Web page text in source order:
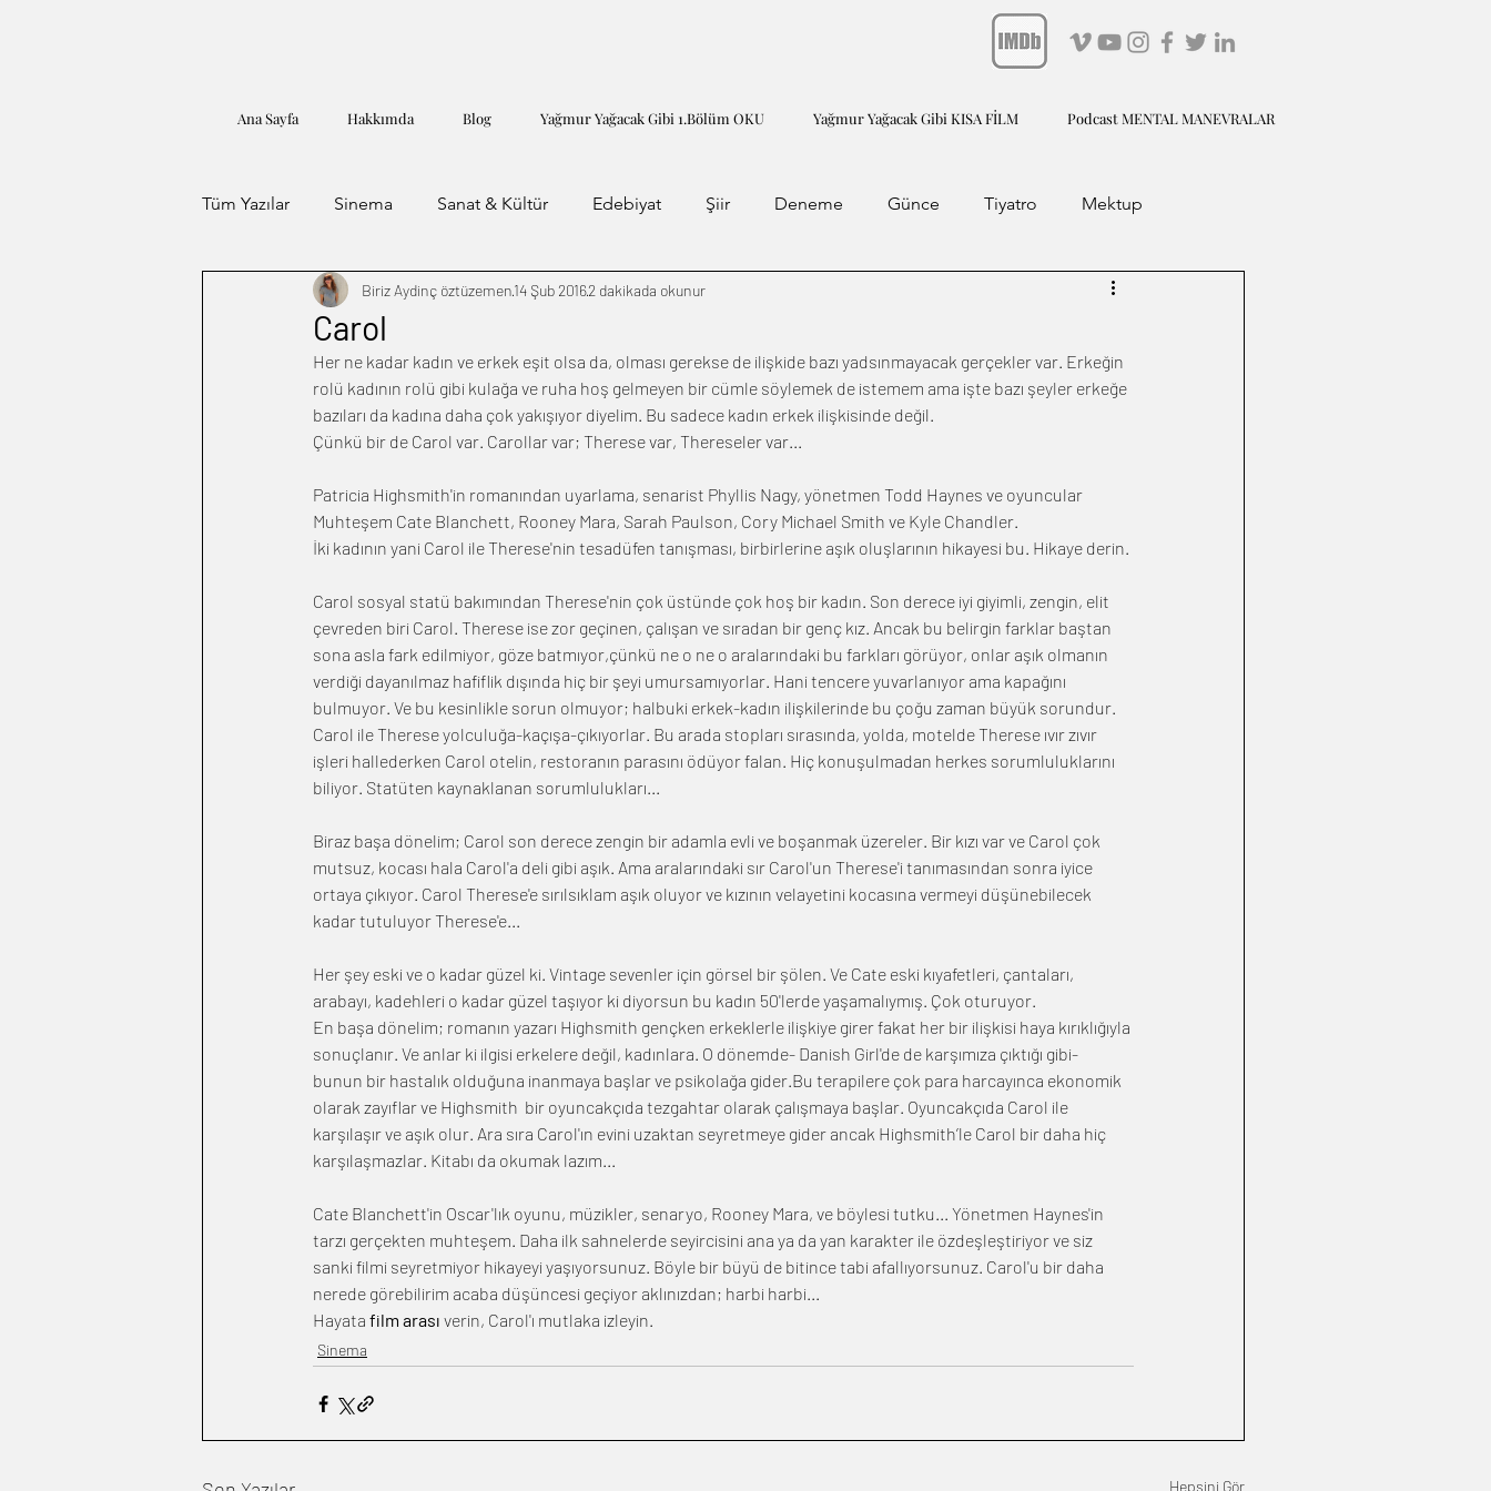
Ana Sayfa Hakkımda Blog Yağmur Yağacak Gibi 1.Bölüm OKU Yağmur Yağacak Gibi KISA FİLM Podcast MENTAL MANEVRALAR
Tüm Yazılar Sinema Sanat & Kültür Edebiyat Şiir Deneme Günce Tiyatro Mektup
Carol
Biriz Aydinç öztüzemen14 Şub 20162 dakikada okunur
Her ne kadar kadın ve erkek eşit olsa da, olması gerekse de ilişkide bazı yadsınmayacak gerçekler var. Erkeğin
rolü kadının rolü gibi kulağa ve ruha hoş gelmeyen bir cümle söylemek de istemem ama işte bazı şeyler erkeğe
bazıları da kadına daha çok yakışıyor diyelim. Bu sadece kadın erkek ilişkisinde değil.
Çünkü bir de Carol var. Carollar var; Therese var, Thereseler var...
Patricia Highsmith'in romanından uyarlama, senarist Phyllis Nagy, yönetmen Todd Haynes ve oyuncular
Muhteşem Cate Blanchett, Rooney Mara, Sarah Paulson, Cory Michael Smith ve Kyle Chandler.
İki kadının yani Carol ile Therese'nin tesadüfen tanışması, birbirlerine aşık oluşlarının hikayesi bu. Hikaye derin.
Carol sosyal statü bakımından Therese'nin çok üstünde çok hoş bir kadın. Son derece iyi giyimli, zengin, elit
çevreden biri Carol. Therese ise zor geçinen, çalışan ve sıradan bir genç kız. Ancak bu belirgin farklar baştan
sona asla fark edilmiyor, göze batmıyor,çünkü ne o ne o aralarındaki bu farkları görüyor, onlar aşık olmanın
verdiği dayanılmaz hafiflik dışında hiç bir şeyi umursamıyorlar. Hani tencere yuvarlanıyor ama kapağını
bulmuyor. Ve bu kesinlikle sorun olmuyor; halbuki erkek-kadın ilişkilerinde bu çoğu zaman büyük sorundur.
Carol ile Therese yolculuğa-kaçışa-çıkıyorlar. Bu arada stopları sırasında, yolda, motelde Therese ıvır zıvır
işleri hallederken Carol otelin, restoranın parasını ödüyor falan. Hiç konuşulmadan herkes sorumluluklarını
biliyor. Statüten kaynaklanan sorumlulukları...
Biraz başa dönelim; Carol son derece zengin bir adamla evli ve boşanmak üzereler. Bir kızı var ve Carol çok
mutsuz, kocası hala Carol'a deli gibi aşık. Ama aralarındaki sır Carol'un Therese'i tanımasından sonra iyice
ortaya çıkıyor. Carol Therese'e sırılsıklam aşık oluyor ve kızının velayetini kocasına vermeyi düşünebilecek
kadar tutuluyor Therese'e...
Her şey eski ve o kadar güzel ki. Vintage sevenler için görsel bir şölen. Ve Cate eski kıyafetleri, çantaları,
arabayı, kadehleri o kadar güzel taşıyor ki diyorsun bu kadın 50'lerde yaşamalıymış. Çok oturuyor.
En başa dönelim; romanın yazarı Highsmith gençken erkeklerle ilişkiye girer fakat her bir ilişkisi haya kırıklığıyla
sonuçlanır. Ve anlar ki ilgisi erkelere değil, kadınlara. O dönemde- Danish Girl'de de karşımıza çıktığı gibi-
bunun bir hastalık olduğuna inanmaya başlar ve psikolağa gider.Bu terapilere çok para harcayınca ekonomik
olarak zayıflar ve Highsmith  bir oyuncakçıda tezgahtar olarak çalışmaya başlar. Oyuncakçıda Carol ile
karşılaşır ve aşık olur. Ara sıra Carol'ın evini uzaktan seyretmeye gider ancak Highsmith’le Carol bir daha hiç
karşılaşmazlar. Kitabı da okumak lazım...
Cate Blanchett'in Oscar'lık oyunu, müzikler, senaryo, Rooney Mara, ve böylesi tutku... Yönetmen Haynes'in
tarzı gerçekten muhteşem. Daha ilk sahnelerde seyircisini ana ya da yan karakter ile özdeşleştiriyor ve siz
sanki filmi seyretmiyor hikayeyi yaşıyorsunuz. Böyle bir büyü de bitince tabi afallıyorsunuz. Carol'u bir daha
nerede görebilirim acaba düşüncesi geçiyor aklınızdan; harbi harbi...
Hayata film arası verin, Carol'ı mutlaka izleyin.
Sinema
Hepsini Gör